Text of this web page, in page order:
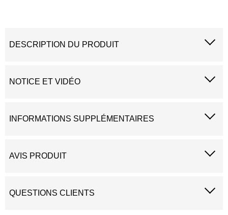
DESCRIPTION DU PRODUIT
NOTICE ET VIDÉO
INFORMATIONS SUPPLÉMENTAIRES
AVIS PRODUIT
QUESTIONS CLIENTS